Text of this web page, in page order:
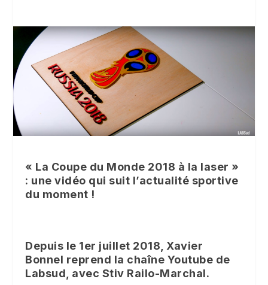
« La Coupe du Monde 2018 à la laser »
: une vidéo qui suit l’actualité sportive
du moment !
Depuis le 1er juillet 2018, Xavier
Bonnel reprend la chaîne Youtube de
Labsud, avec Stiv Railo-Marchal.